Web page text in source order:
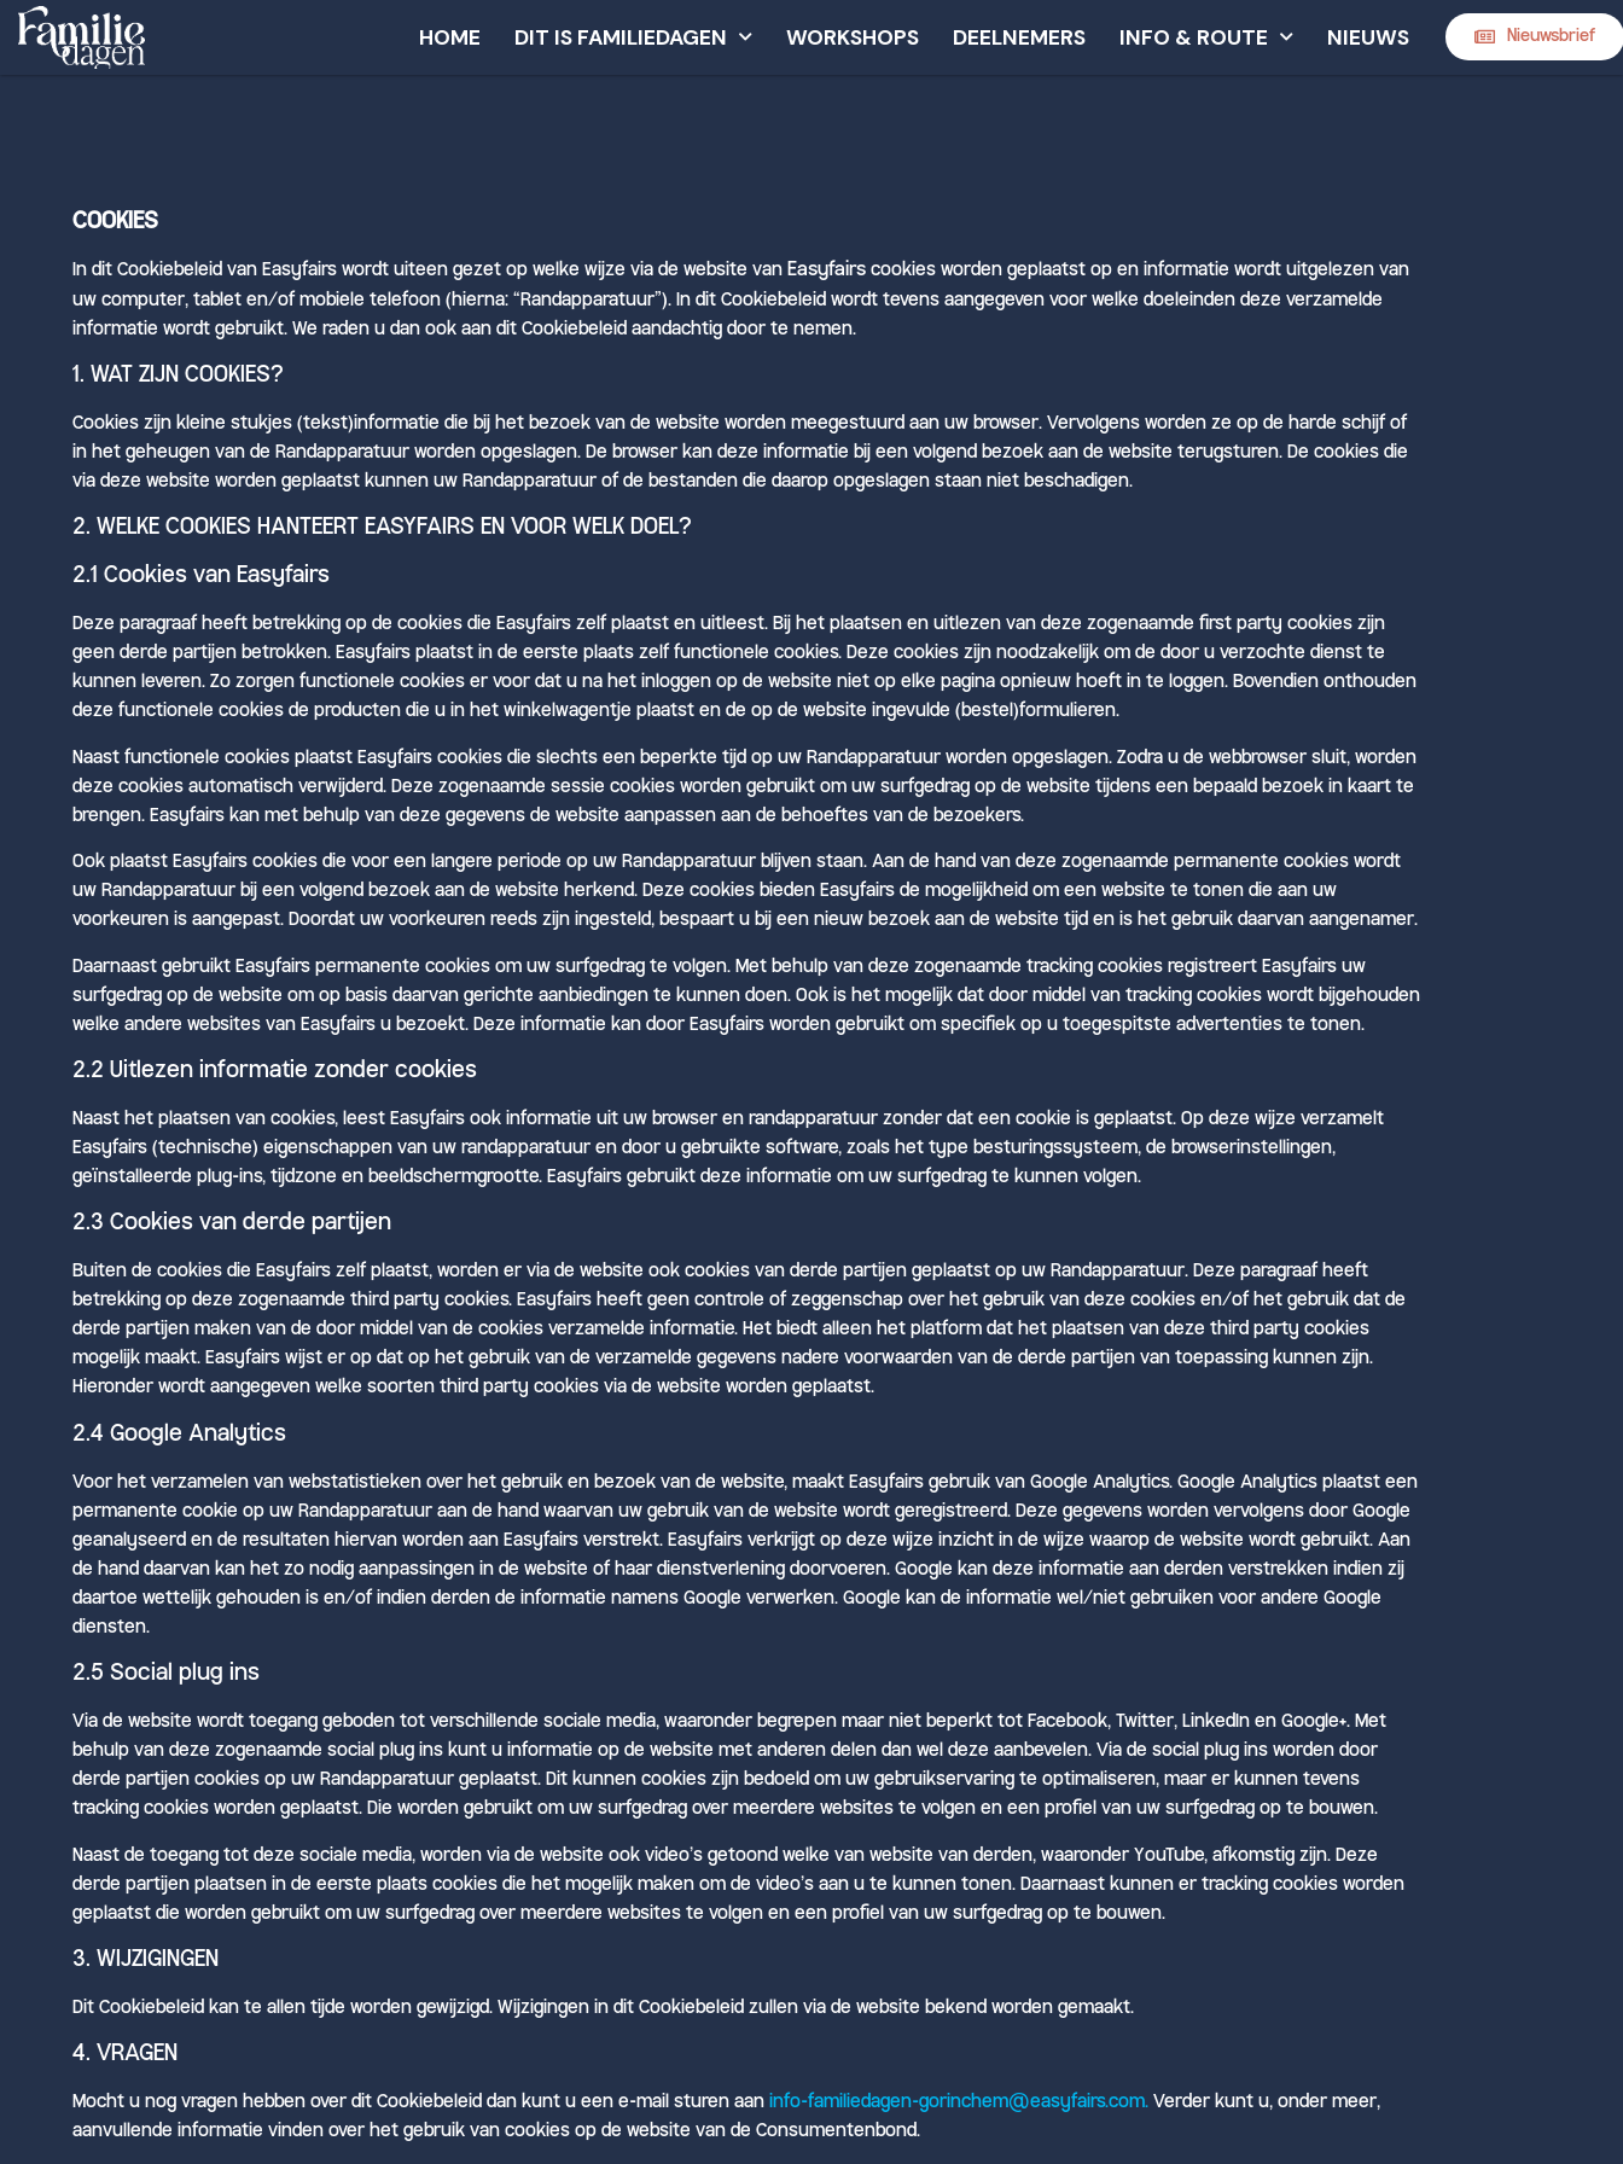
HOME DIT IS FAMILIEDAGEN WORKSHOPS DEELNEMERS INFO & ROUTE NIEUWS Nieuwsbrief
COOKIES
In dit Cookiebeleid van Easyfairs wordt uiteen gezet op welke wijze via de website van Easyfairs cookies worden geplaatst op en informatie wordt uitgelezen van
uw computer, tablet en/of mobiele telefoon (hierna: “Randapparatuur”). In dit Cookiebeleid wordt tevens aangegeven voor welke doeleinden deze verzamelde
informatie wordt gebruikt. We raden u dan ook aan dit Cookiebeleid aandachtig door te nemen.
1. WAT ZIJN COOKIES?
Cookies zijn kleine stukjes (tekst)informatie die bij het bezoek van de website worden meegestuurd aan uw browser. Vervolgens worden ze op de harde schijf of
in het geheugen van de Randapparatuur worden opgeslagen. De browser kan deze informatie bij een volgend bezoek aan de website terugsturen. De cookies die
via deze website worden geplaatst kunnen uw Randapparatuur of de bestanden die daarop opgeslagen staan niet beschadigen.
2. WELKE COOKIES HANTEERT EASYFAIRS EN VOOR WELK DOEL?
2.1 Cookies van Easyfairs
Deze paragraaf heeft betrekking op de cookies die Easyfairs zelf plaatst en uitleest. Bij het plaatsen en uitlezen van deze zogenaamde first party cookies zijn
geen derde partijen betrokken. Easyfairs plaatst in de eerste plaats zelf functionele cookies. Deze cookies zijn noodzakelijk om de door u verzochte dienst te
kunnen leveren. Zo zorgen functionele cookies er voor dat u na het inloggen op de website niet op elke pagina opnieuw hoeft in te loggen. Bovendien onthouden
deze functionele cookies de producten die u in het winkelwagentje plaatst en de op de website ingevulde (bestel)formulieren.
Naast functionele cookies plaatst Easyfairs cookies die slechts een beperkte tijd op uw Randapparatuur worden opgeslagen. Zodra u de webbrowser sluit, worden
deze cookies automatisch verwijderd. Deze zogenaamde sessie cookies worden gebruikt om uw surfgedrag op de website tijdens een bepaald bezoek in kaart te
brengen. Easyfairs kan met behulp van deze gegevens de website aanpassen aan de behoeftes van de bezoekers.
Ook plaatst Easyfairs cookies die voor een langere periode op uw Randapparatuur blijven staan. Aan de hand van deze zogenaamde permanente cookies wordt
uw Randapparatuur bij een volgend bezoek aan de website herkend. Deze cookies bieden Easyfairs de mogelijkheid om een website te tonen die aan uw
voorkeuren is aangepast. Doordat uw voorkeuren reeds zijn ingesteld, bespaart u bij een nieuw bezoek aan de website tijd en is het gebruik daarvan aangenamer.
Daarnaast gebruikt Easyfairs permanente cookies om uw surfgedrag te volgen. Met behulp van deze zogenaamde tracking cookies registreert Easyfairs uw
surfgedrag op de website om op basis daarvan gerichte aanbiedingen te kunnen doen. Ook is het mogelijk dat door middel van tracking cookies wordt bijgehouden
welke andere websites van Easyfairs u bezoekt. Deze informatie kan door Easyfairs worden gebruikt om specifiek op u toegespitste advertenties te tonen.
2.2 Uitlezen informatie zonder cookies
Naast het plaatsen van cookies, leest Easyfairs ook informatie uit uw browser en randapparatuur zonder dat een cookie is geplaatst. Op deze wijze verzamelt
Easyfairs (technische) eigenschappen van uw randapparatuur en door u gebruikte software, zoals het type besturingssysteem, de browserinstellingen,
geïnstalleerde plug-ins, tijdzone en beeldschermgrootte. Easyfairs gebruikt deze informatie om uw surfgedrag te kunnen volgen.
2.3 Cookies van derde partijen
Buiten de cookies die Easyfairs zelf plaatst, worden er via de website ook cookies van derde partijen geplaatst op uw Randapparatuur. Deze paragraaf heeft
betrekking op deze zogenaamde third party cookies. Easyfairs heeft geen controle of zeggenschap over het gebruik van deze cookies en/of het gebruik dat de
derde partijen maken van de door middel van de cookies verzamelde informatie. Het biedt alleen het platform dat het plaatsen van deze third party cookies
mogelijk maakt. Easyfairs wijst er op dat op het gebruik van de verzamelde gegevens nadere voorwaarden van de derde partijen van toepassing kunnen zijn.
Hieronder wordt aangegeven welke soorten third party cookies via de website worden geplaatst.
2.4 Google Analytics
Voor het verzamelen van webstatistieken over het gebruik en bezoek van de website, maakt Easyfairs gebruik van Google Analytics. Google Analytics plaatst een
permanente cookie op uw Randapparatuur aan de hand waarvan uw gebruik van de website wordt geregistreerd. Deze gegevens worden vervolgens door Google
geanalyseerd en de resultaten hiervan worden aan Easyfairs verstrekt. Easyfairs verkrijgt op deze wijze inzicht in de wijze waarop de website wordt gebruikt. Aan
de hand daarvan kan het zo nodig aanpassingen in de website of haar dienstverlening doorvoeren. Google kan deze informatie aan derden verstrekken indien zij
daartoe wettelijk gehouden is en/of indien derden de informatie namens Google verwerken. Google kan de informatie wel/niet gebruiken voor andere Google
diensten.
2.5 Social plug ins
Via de website wordt toegang geboden tot verschillende sociale media, waaronder begrepen maar niet beperkt tot Facebook, Twitter, LinkedIn en Google+. Met
behulp van deze zogenaamde social plug ins kunt u informatie op de website met anderen delen dan wel deze aanbevelen. Via de social plug ins worden door
derde partijen cookies op uw Randapparatuur geplaatst. Dit kunnen cookies zijn bedoeld om uw gebruikservaring te optimaliseren, maar er kunnen tevens
tracking cookies worden geplaatst. Die worden gebruikt om uw surfgedrag over meerdere websites te volgen en een profiel van uw surfgedrag op te bouwen.
Naast de toegang tot deze sociale media, worden via de website ook video’s getoond welke van website van derden, waaronder YouTube, afkomstig zijn. Deze
derde partijen plaatsen in de eerste plaats cookies die het mogelijk maken om de video’s aan u te kunnen tonen. Daarnaast kunnen er tracking cookies worden
geplaatst die worden gebruikt om uw surfgedrag over meerdere websites te volgen en een profiel van uw surfgedrag op te bouwen.
3. WIJZIGINGEN
Dit Cookiebeleid kan te allen tijde worden gewijzigd. Wijzigingen in dit Cookiebeleid zullen via de website bekend worden gemaakt.
4. VRAGEN
Mocht u nog vragen hebben over dit Cookiebeleid dan kunt u een e-mail sturen aan info-familiedagen-gorinchem@easyfairs.com. Verder kunt u, onder meer,
aanvullende informatie vinden over het gebruik van cookies op de website van de Consumentenbond.